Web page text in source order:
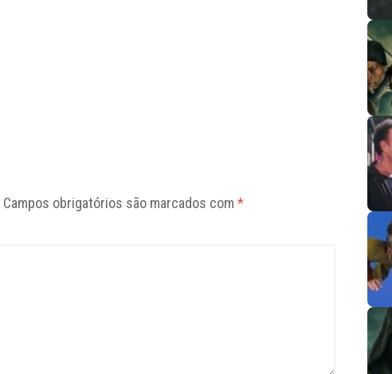
Campos obrigatórios são marcados com *